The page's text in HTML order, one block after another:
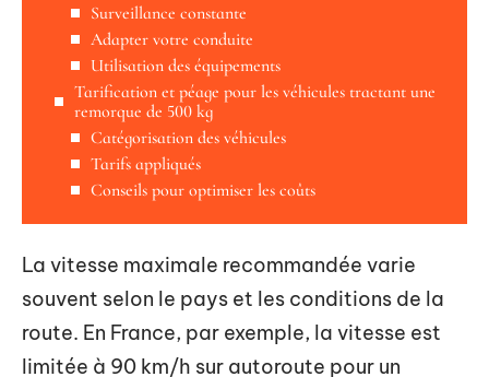
Surveillance constante
Adapter votre conduite
Utilisation des équipements
Tarification et péage pour les véhicules tractant une
remorque de 500 kg
Catégorisation des véhicules
Tarifs appliqués
Conseils pour optimiser les coûts
La vitesse maximale recommandée varie
souvent selon le pays et les conditions de la
route. En France, par exemple, la vitesse est
limitée à 90 km/h sur autoroute pour un